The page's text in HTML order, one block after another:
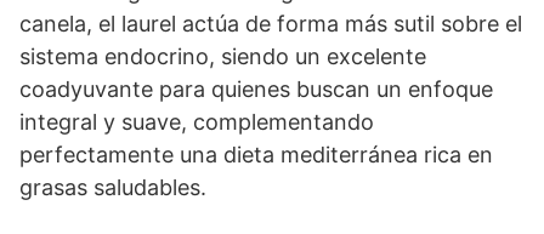
canela, el laurel actúa de forma más sutil sobre el
sistema endocrino, siendo un excelente
coadyuvante para quienes buscan un enfoque
integral y suave, complementando
perfectamente una dieta mediterránea rica en
grasas saludables.